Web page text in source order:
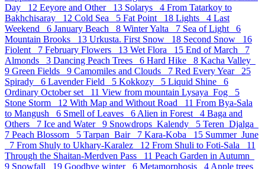
Day 12 Eeyore and Other 13 Solarys 4 From Tatarkoy to
Bakhchisaray 12 Cold Sea 5 Fat Point 18 Lights 4 Last
Weekend 6 January Beach 8 Winter Yalta 7 Sea of Light 6
Mountain Brooks 13 Urkusta. First Snow 18 Second Snow 16
Fiolent 7 February Flowers 13 Wet Flora 15 End of March 7
Almonds 3 Dancing Peach Trees 6 Hard Hike 8 Kacha Valley
9 Green Fields 9 Camomiles and Clouds 7 Red Every Year 25
Spirady 6 Lavender Field 5 Kokkozy 5 Liquid Shine 6
Ordinary October set 11 View from mountain Lysaya_Fog 5
Stone Storm 12 With Map and Without Road 11 From Bya-Sala
to Mangush 6 Smell of Leaves 6 Alien in Forest 4 Baga and
Others 7 Ice and Water 9 Snowdrops_Kalendy 5 Teren_Djalga
7 Peach Blossom 5 Tarpan_Bair 7 Kara-Koba 15 Summer_June
7 From Shuly to Ukhary-Karalez 12 From Shuli to Foti-Sala 11
Through the Shaitan-Merdven Pass 11 Peach Garden in Autumn
9 Snowfall 19 Goodbye winter 6 Metamorphosis 4 Apple trees